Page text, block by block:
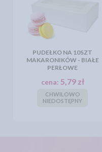
PUDEŁKO NA 10SZT
MAKARONIKÓW - BIAŁE
PERŁOWE
cena: 5,79 zł
CHWILOWO
NIEDOSTĘPNY